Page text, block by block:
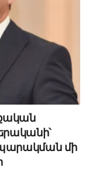
մի